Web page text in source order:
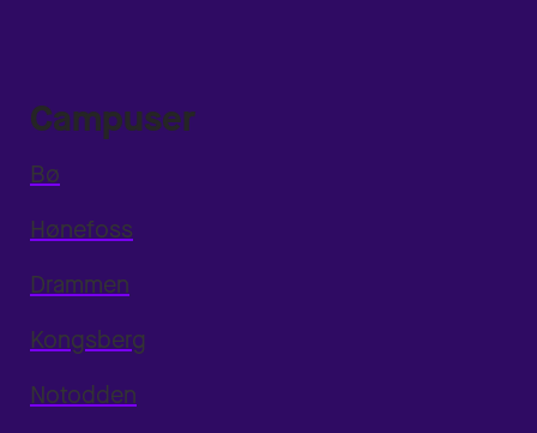
Campuser
Bø
Hønefoss
Drammen
Kongsberg
Notodden